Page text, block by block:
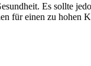
Es sollte
für einen zu hohen